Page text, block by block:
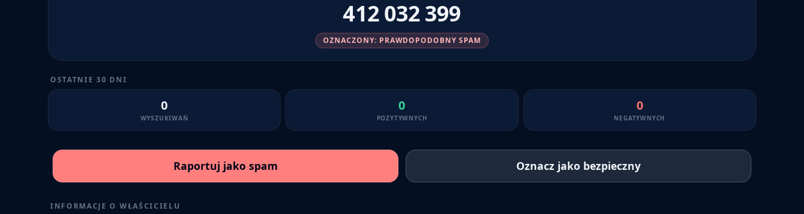
412 032 399
OZNACZONY: PRAWDOPODOBNY SPAM
OSTATNIE 30 DNI
0
WYSZUKIWAŃ
0
POZYTYWNYCH
0
NEGATYWNYCH
Raportuj jako spam Oznacz jako bezpieczny
INFORMACJE O WŁAŚCICIELU